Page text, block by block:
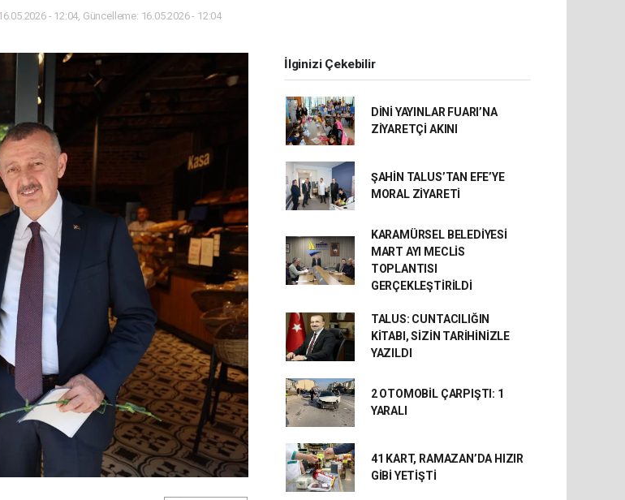
- 12:04, Güncelleme: 16.05.2026 - 12:04
İlginizi Çekebilir
DİNİ YAYINLAR FUARI’NA
ZİYARETÇİ AKINI
ŞAHİN TALUS’TAN EFE’YE
MORAL ZİYARETİ
KARAMÜRSEL BELEDİYESİ
MART AYI MECLİS
TOPLANTISI
GERÇEKLEŞTİRİLDİ
TALUS: CUNTACILIĞIN
KİTABI, SİZİN TARİHİNİZLE
YAZILDI
2 OTOMOBİL ÇARPIŞTI: 1
YARALI
41 KART, RAMAZAN’DA HIZIR
GİBİ YETİŞTİ